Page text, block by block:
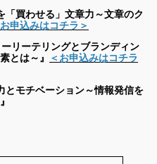
買わせる」文章力～文章のク
申込みはコチラ＞
リーテリングとブランディン
とは～』
＜お申込みはコチラ
とモチベーション～情報発信を